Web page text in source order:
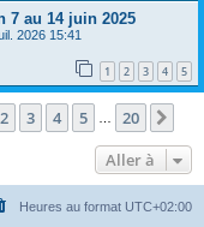
7 au 14 juin 2025
2026 15:41
1 2 3 4 5
1sur20
2 3 4 5 20
Aller à
Heures au format UTC+02:00